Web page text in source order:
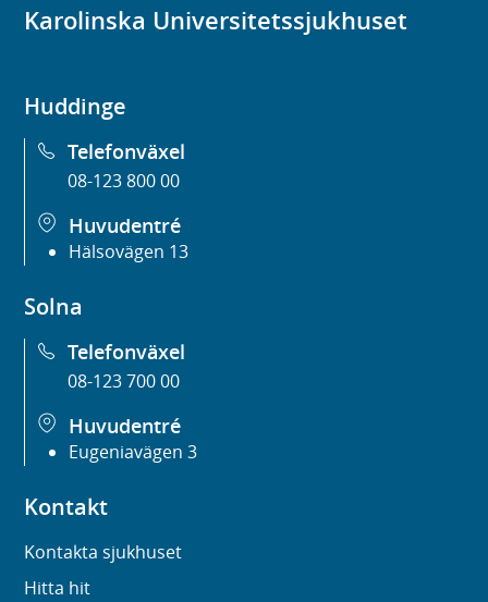
Karolinska Universitetssjukhuset
Huddinge
Telefonväxel
08-123 800 00
Huvudentré
Hälsovägen 13
Solna
Telefonväxel
08-123 700 00
Huvudentré
Eugeniavägen 3
Kontakt
Kontakta sjukhuset
Hitta hit